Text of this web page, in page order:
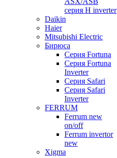
серия Н inverter
Daikin
Haier
Mitsubishi Electric
Бирюса
Серия Fortuna
Серия Fortuna
Inverter
Серия Safari
Серия Safari
Inverter
FERRUM
Ferrum new
on/off
Ferrum invertor
new
Xigma